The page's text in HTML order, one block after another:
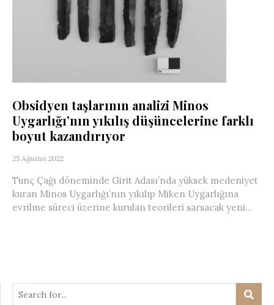
Obsidyen taşlarının analizi Minos
Uygarlığı’nın yıkılış düşüncelerine farklı
boyut kazandırıyor
25 Ağustos 2022
Tunç Çağı döneminde Girit Adası’nda yüksek medeniyet
kuran Minos Uygarlığı’nın yıkılıp Miken Uygarlığına
evrilme süreci üzerine kurulan teorileri sarsacak yeni...